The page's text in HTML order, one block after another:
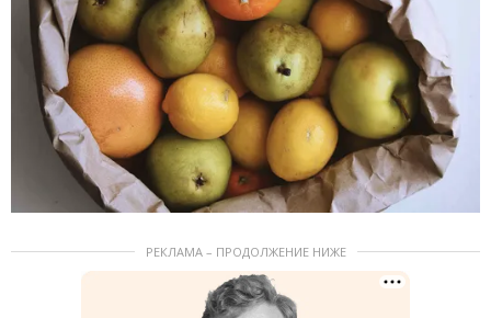
РЕКЛАМА – ПРОДОЛЖЕНИЕ НИЖЕ